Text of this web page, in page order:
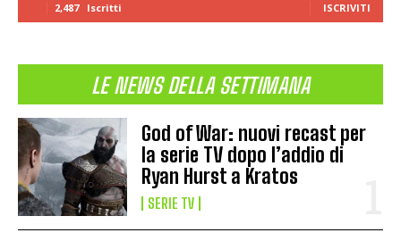
2,487 Iscritti ISCRIVITI
LE NEWS DELLA SETTIMANA
God of War: nuovi recast per
la serie TV dopo l’addio di
Ryan Hurst a Kratos
SERIE TV